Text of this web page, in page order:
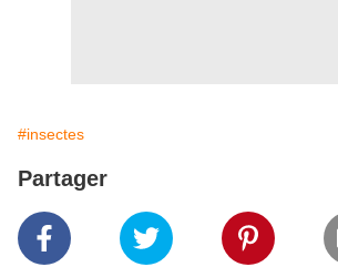
#insectes
Partager